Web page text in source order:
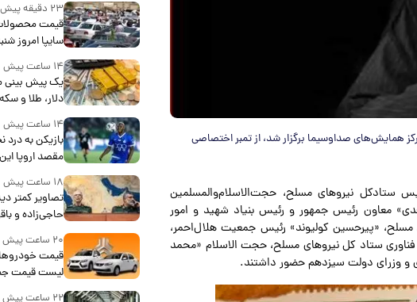
همایش‌های صداوسیما برگزار شد، از تمبر اختصاصی
ستادکل نیروهای مسلح، حجت‌الاسلام‌والمسلمین
معاون رئیس جمهور و رئیس بنیاد شهید و امور
مسلح، «پیرحسین کولیوند» رئیس جمعیت هلال‌احمر،
ستاد کل نیروهای مسلح، حجت الاسلام «محمد
و وزرای دولت سیزدهم حضور داشتند.
۲۳ دقیقه پیش
قیمت
سایپا امروز شنبه ۱۷ مرداد
۱۴ ساعت پیش
یک پیش ‌بینی
۱۴۰۵
۱۴ ساعت پیش
بازیکن به درد
مقصد اروپا
۱۸ ساعت پیش
تصاویر کمتر
حاجی‌زاده و
۲۰ ساعت پیش
قیمت
۲۲ ساعت پیش